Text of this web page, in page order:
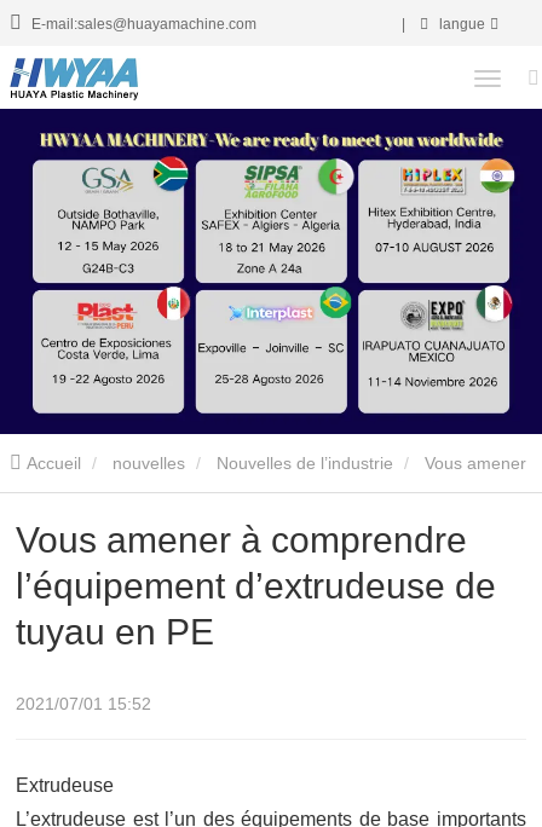
E-mail:sales@huayamachine.com langue
Accueil nouvelles Nouvelles de l’industrie
à comprendre l’équipement d’extrudeuse de tuyau en PE
Vous amener à comprendre
l’équipement d’extrudeuse de
tuyau en PE
2021/07/01 15:52
Extrudeuse
L’extrudeuse est l’un des équipements de base importants